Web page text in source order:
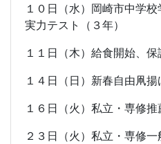
１０日（水）岡崎市中学校
実力テスト（３年）
１１日（木）給食開始、保
１４日（日）新春自由凧揚
１６日（火）私立・専修推
２３日（火）私立・専修一